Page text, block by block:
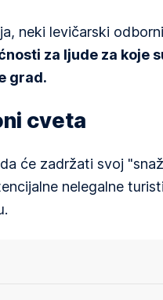
neki levičarski
za ljude za koje
grad.
cveta
će zadržati svoj
nelegalne